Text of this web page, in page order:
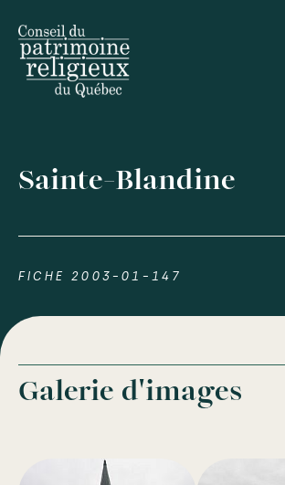
Sainte-Blandine
FICHE 2003-01-147
Galerie d'images